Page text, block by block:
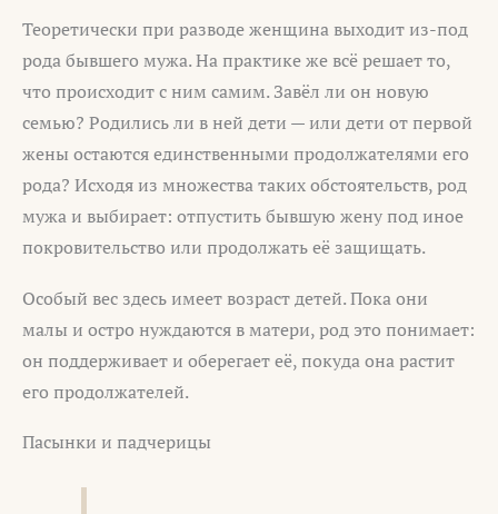
Теоретически при разводе женщина выходит из-под
рода бывшего мужа. На практике же всё решает то,
что происходит с ним самим. Завёл ли он новую
семью? Родились ли в ней дети — или дети от первой
жены остаются единственными продолжателями его
рода? Исходя из множества таких обстоятельств, род
мужа и выбирает: отпустить бывшую жену под иное
покровительство или продолжать её защищать.
Особый вес здесь имеет возраст детей. Пока они
малы и остро нуждаются в матери, род это понимает:
он поддерживает и оберегает её, покуда она растит
его продолжателей.
Пасынки и падчерицы